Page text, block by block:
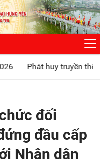
truyền thống “Uống nước
đối
đầu cấp
Nhân dân